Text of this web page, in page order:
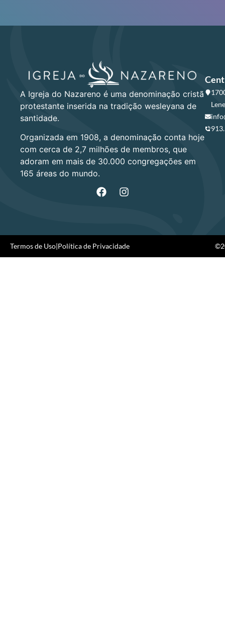
A Igreja do Nazareno é uma denominação cristã
protestante inserida na tradição wesleyana de
santidade.
Organizada em 1908, a denominação conta hoje
com cerca de 2,7 milhões de membros, que
adoram em mais de 30.000 congregações em
165 áreas do mundo.
Termos de Uso|Política de Privacidade